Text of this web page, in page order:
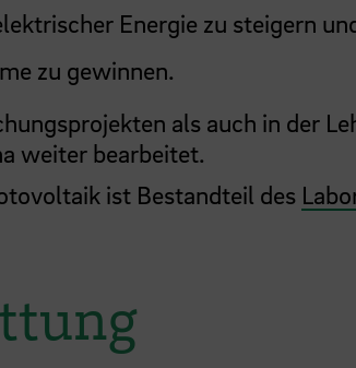
Energie zu steigern
zu gewinnen.
als auch in der
weiter bearbeitet.
ist Bestandteil des